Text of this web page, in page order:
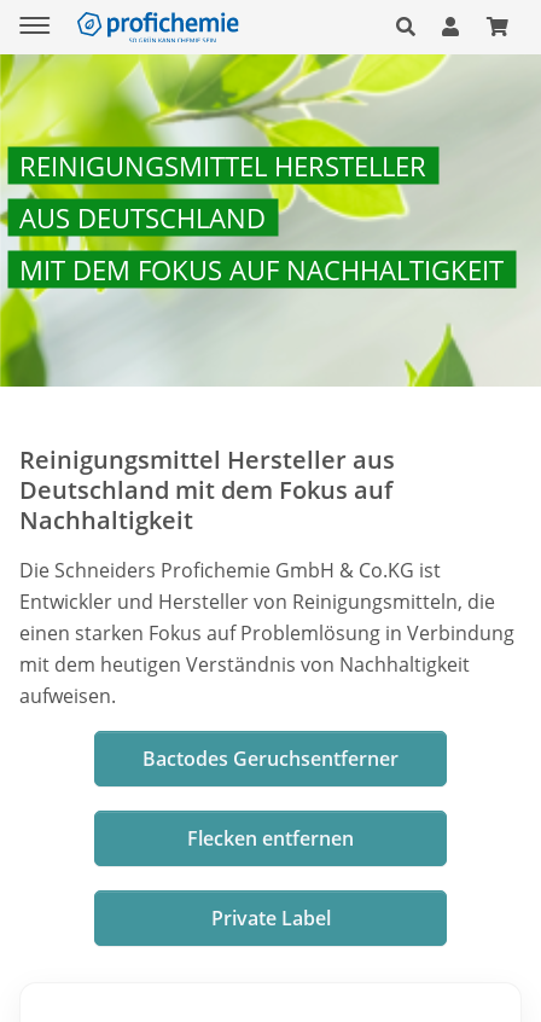
REINIGUNGSMITTEL HERSTELLER
AUS DEUTSCHLAND
MIT DEM FOKUS AUF NACHHALTIGKEIT
Reinigungsmittel Hersteller aus
Deutschland mit dem Fokus auf
Nachhaltigkeit
Die Schneiders Profichemie GmbH & Co.KG ist
Entwickler und Hersteller von Reinigungsmitteln, die
einen starken Fokus auf Problemlösung in Verbindung
mit dem heutigen Verständnis von Nachhaltigkeit
aufweisen.
Bactodes Geruchsentferner
Flecken entfernen
Private Label